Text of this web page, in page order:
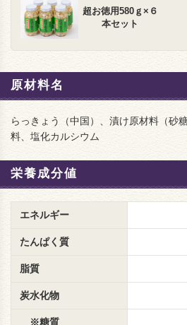
超お徳用580ｇ×６
本セット
原材料名
らっきょう（中国）、漬け原材料（砂
料、塩化カルシウム
栄養成分値
エネルギー
たんぱく質
脂質
炭水化物
※糖質